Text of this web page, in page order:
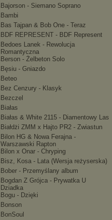
Bajorson - Siemano Soprano
Bambi
Bas Tajpan & Bob One - Teraz
BDF REPRESENT - BDF Represent
Bedoes Lanek - Rewolucja
Romantyczna
Berson - Żelbeton Solo
Bęsiu - Gniazdo
Beteo
Bez Cenzury - Klasyk
Bezczel
Białas
Białas & White 2115 - Diamentowy Las
Białdżi ZMM x Hajto PR2 - Zwiastun
Bilon HG & Nowa Ferajna -
Warszawski Rapton
Bilon x Onar - Chryping
Bisz, Kosa - Lata (Wersja reżyserska)
Bober - Przemyślany album
Bogdan Z Grójca - Prywatka U
Dziadka
Bogu - Dzięki
Bonson
BonSoul